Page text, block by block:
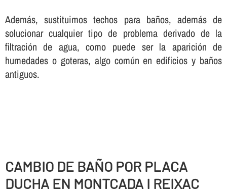
Además, sustituimos techos para baños, además de
solucionar cualquier tipo de problema derivado de la
filtración de agua, como puede ser la aparición de
humedades o goteras, algo común en edificios y baños
antiguos.
CAMBIO DE BAÑO POR PLACA
DUCHA EN MONTCADA I REIXAC